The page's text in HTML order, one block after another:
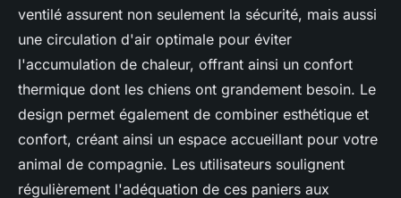
ventilé assurent non seulement la sécurité, mais aussi
une circulation d'air optimale pour éviter
l'accumulation de chaleur, offrant ainsi un confort
thermique dont les chiens ont grandement besoin. Le
design permet également de combiner esthétique et
confort, créant ainsi un espace accueillant pour votre
animal de compagnie. Les utilisateurs soulignent
régulièrement l'adéquation de ces paniers aux